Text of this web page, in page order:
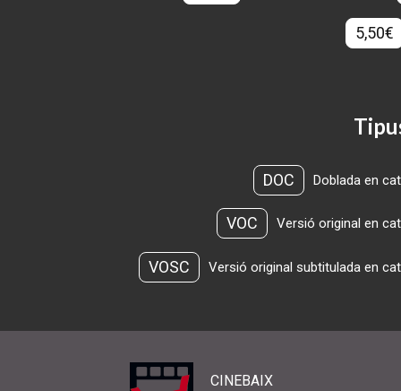
5,50€
DOC Doblada en
VOC Versió original en
VOSC Versió original subtitulada en
CINEBAIX